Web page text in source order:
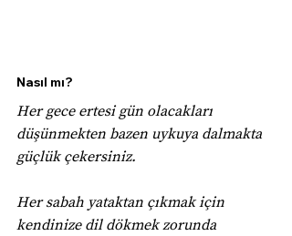
Nasıl mı?
Her gece ertesi gün olacakları
düşünmekten bazen uykuya dalmakta
güçlük çekersiniz.
Her sabah yataktan çıkmak için
kendinize dil dökmek zorunda